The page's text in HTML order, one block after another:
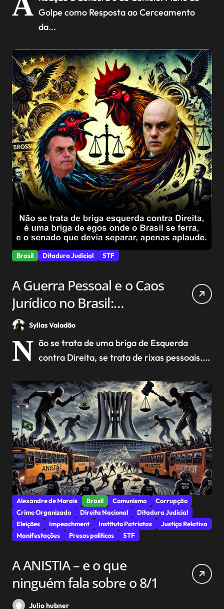
para impedir a reeleição
de Bolsonaro.
Golpe como Resposta ao Cerceamento
da...
Brasil Ditadura Judicial STF
A Guerra Pessoal e o Caos
Jurídico no Brasil:
Bolsonaro, STF e a Crise
da Direita
Syllas Valadão
N ão se trata de uma briga de Esquerda
contra Direita, se trata de rixas pessoais....
Alexandre de Morais Brasil Comunismo
Corrupção
Crime Organizado
Direita Nacional
Ditadura Judicial
Eleições
Impeachment Instituto Patriotas
Justiça Relativa
Manifestações
Presos políticos STF
A ANISTIA – e o que
ninguém fala sobre o 8/1
Julio hubner